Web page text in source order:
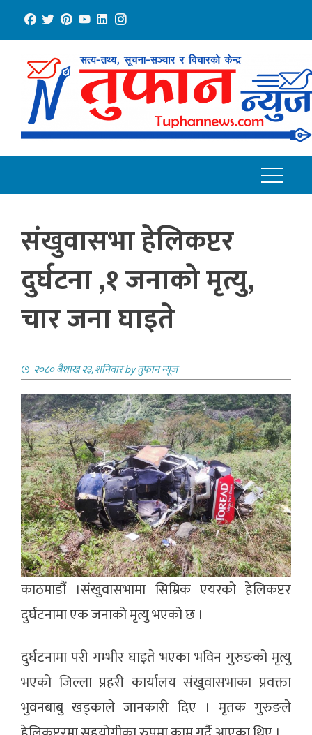
content
संखुवासभा हेलिकप्टर
दुर्घटना ,१ जनाको मृत्यु,
चार जना घाइते
२०८० बैशाख २३, शनिवारbyतुफान न्यूज
काठमाडौं ।संखुवासभामा सिम्रिक एयरको हेलिकप्टर
दुर्घटनामा एक जनाको मृत्यु भएको छ ।
दुर्घटनामा परी गम्भीर घाइते भएका भविन गुरुङको मृत्यु
भएको जिल्ला प्रहरी कार्यालय संखुवासभाका प्रवक्ता
भुवनबाबु खड्काले जानकारी दिए । मृतक गुरुङले